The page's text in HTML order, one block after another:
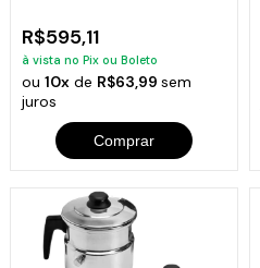
R$595,11
à vista no Pix ou Boleto
ou10x de R$63,99sem
juros
Comprar